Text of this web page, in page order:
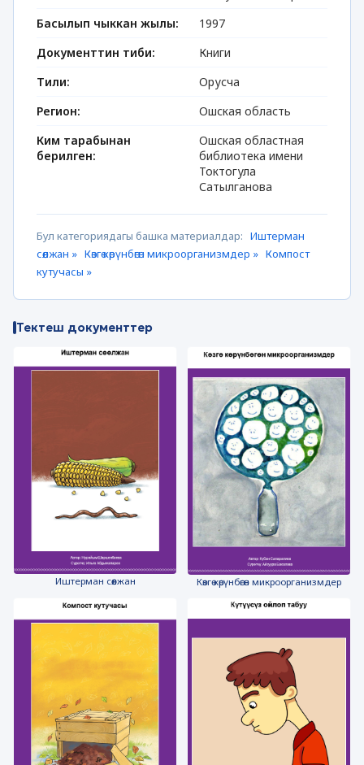
Басылып чыккан жылы:
1997
Документтин тиби:
Книги
Тили:
Орусча
Регион:
Ошская область
Ким тарабынан
берилген:
Ошская областная
библиотека имени
Токтогула
Сатылганова
Бул категориядагы башка материалдар: Иштерман
сөөлжан » Көзгө көрүнбөгөн микроорганизмдер » Компост
кутучасы »
Тектеш документтер
Иштерман сөөлжан Көзгө көрүнбөгөн микроорганизмдер